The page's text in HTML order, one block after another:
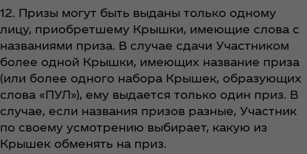
12. Призы могут быть выданы только одному
лицу, приобретшему Крышки, имеющие слова с
названиями приза. В случае сдачи Участником
более одной Крышки, имеющих название приза
(или более одного набора Крышек, образующих
слова «ПУЛ»), ему выдается только один приз. В
случае, если названия призов разные, Участник
по своему усмотрению выбирает, какую из
Крышек обменять на приз.